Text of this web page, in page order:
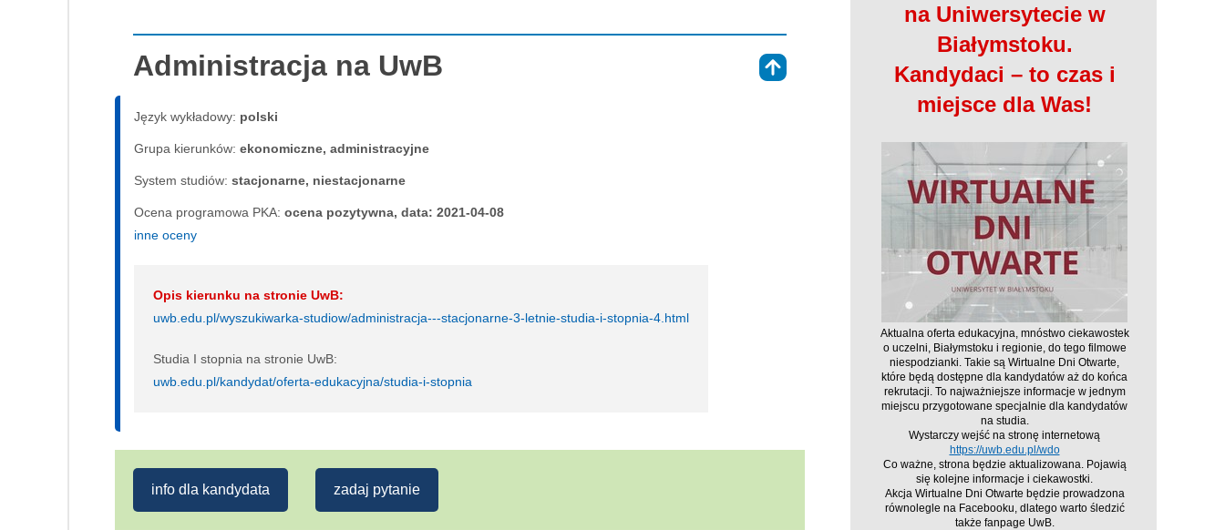
Administracja na UwB
Język wykładowy: polski
Grupa kierunków: ekonomiczne, administracyjne
System studiów: sta­cjo­nar­ne, nie­sta­cjo­nar­ne
Ocena programowa PKA: ocena pozytywna, data: 2021-04-08
inne oceny
Opis kierunku na stronie UwB:
uwb.edu.pl/wyszukiwarka-studiow/administracja---stacjonarne-3-letnie-studia-i-stopnia-4.html
Studia I stopnia na stronie UwB:
uwb.edu.pl/kandydat/oferta-edukacyjna/studia-i-stopnia
info dla kandydata zadaj pytanie
na Uniwersytecie w
Białymstoku.
Kandydaci – to czas i
miejsce dla Was!
Aktualna oferta edukacyjna, mnóstwo ciekawostek
o uczelni, Białymstoku i regionie, do tego filmowe
niespodzianki. Takie są Wirtualne Dni Otwarte,
które będą dostępne dla kandydatów aż do końca
rekrutacji. To najważniejsze informacje w jednym
miejscu przygotowane specjalnie dla kandydatów
na studia.
Wystarczy wejść na stronę internetową
https://uwb.edu.pl/wdo
Co ważne, strona będzie aktualizowana. Pojawią
się kolejne informacje i ciekawostki.
Akcja Wirtualne Dni Otwarte będzie prowadzona
równolegle na Facebooku, dlatego warto śledzić
także fanpage UwB.